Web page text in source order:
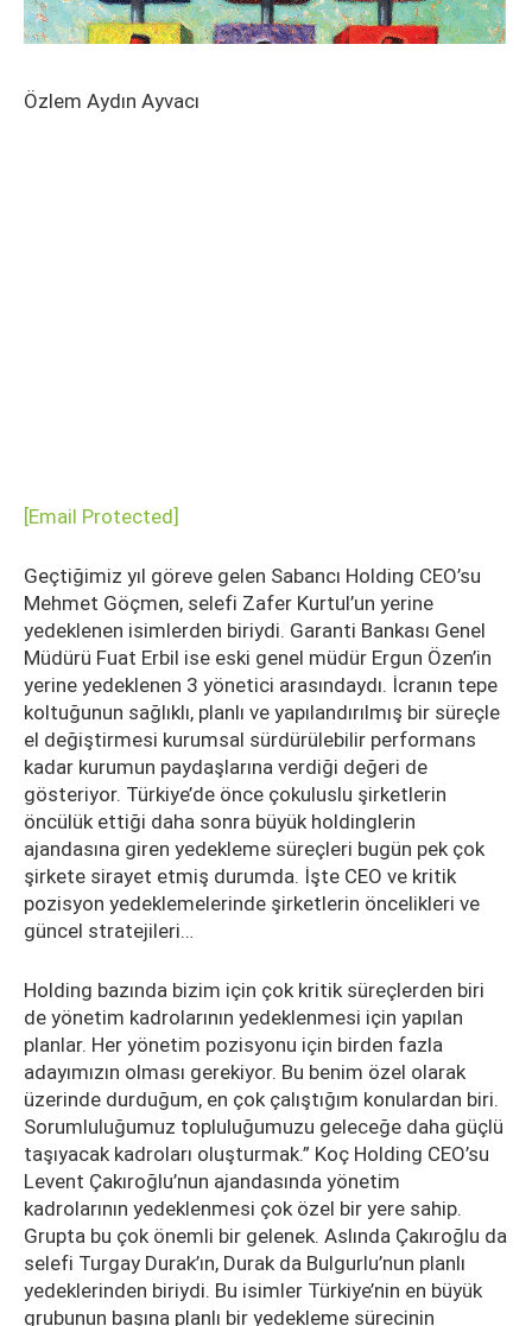
Özlem Aydın Ayvacı
[email Protected]
Geçtiğimiz yıl göreve gelen Sabancı Holding CEO’su
Mehmet Göçmen, selefi Zafer Kurtul’un yerine
yedeklenen isimlerden biriydi. Garanti Bankası Genel
Müdürü Fuat Erbil ise eski genel müdür Ergun Özen’in
yerine yedeklenen 3 yönetici arasındaydı. İcranın tepe
koltuğunun sağlıklı, planlı ve yapılandırılmış bir süreçle
el değiştirmesi kurumsal sürdürülebilir performans
kadar kurumun paydaşlarına verdiği değeri de
gösteriyor. Türkiye’de önce çokuluslu şirketlerin
öncülük ettiği daha sonra büyük holdinglerin
ajandasına giren yedekleme süreçleri bugün pek çok
şirkete sirayet etmiş durumda. İşte CEO ve kritik
pozisyon yedeklemelerinde şirketlerin öncelikleri ve
güncel stratejileri…
Holding bazında bizim için çok kritik süreçlerden biri
de yönetim kadrolarının yedeklenmesi için yapılan
planlar. Her yönetim pozisyonu için birden fazla
adayımızın olması gerekiyor. Bu benim özel olarak
üzerinde durduğum, en çok çalıştığım konulardan biri.
Sorumluluğumuz topluluğumuzu geleceğe daha güçlü
taşıyacak kadroları oluşturmak.” Koç Holding CEO’su
Levent Çakıroğlu’nun ajandasında yönetim
kadrolarının yedeklenmesi çok özel bir yere sahip.
Grupta bu çok önemli bir gelenek. Aslında Çakıroğlu da
selefi Turgay Durak’ın, Durak da Bulgurlu’nun planlı
yedeklerinden biriydi. Bu isimler Türkiye’nin en büyük
grubunun başına planlı bir yedekleme sürecinin